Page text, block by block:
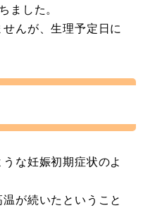
ました。
んが、生理予定日に
な妊娠初期症状のよ
が続いたということ